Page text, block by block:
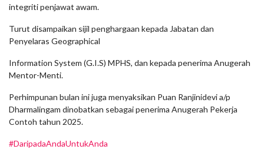
integriti penjawat awam.
Turut disampaikan sijil penghargaan kepada Jabatan dan
Penyelaras Geographical
Information System (G.I.S) MPHS, dan kepada penerima Anugerah
Mentor-Menti.
Perhimpunan bulan ini juga menyaksikan Puan Ranjinidevi a/p
Dharmalingam dinobatkan sebagai penerima Anugerah Pekerja
Contoh tahun 2025.
#DaripadaAndaUntukAnda